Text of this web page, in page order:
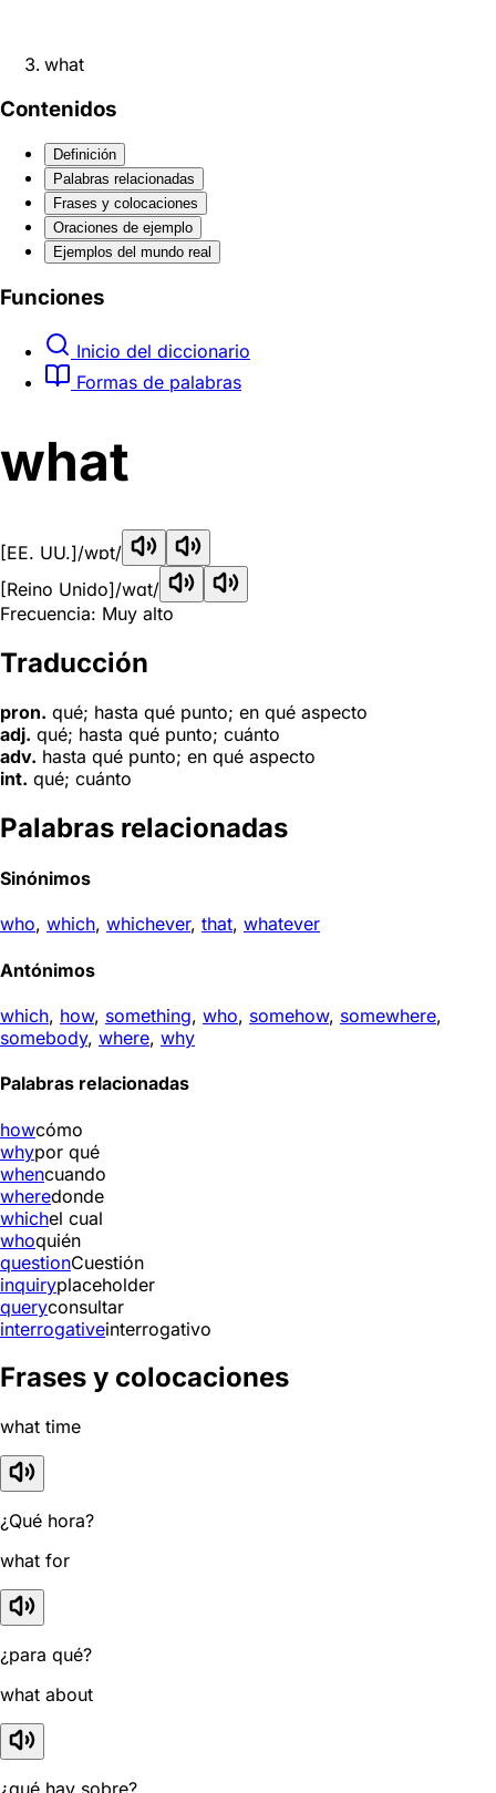
what
Contenidos
Definición
Palabras relacionadas
Frases y colocaciones
Oraciones de ejemplo
Ejemplos del mundo real
Funciones
Inicio del diccionario
Formas de palabras
what
[EE. UU.]/wɒt/
[Reino Unido]/wɑt/
Frecuencia: Muy alto
Traducción
pron. qué; hasta qué punto; en qué aspecto
adj. qué; hasta qué punto; cuánto
adv. hasta qué punto; en qué aspecto
int. qué; cuánto
Palabras relacionadas
Sinónimos
who, which, whichever, that, whatever
Antónimos
which, how, something, who, somehow, somewhere,
somebody, where, why
Palabras relacionadas
howcómo
whypor qué
whencuando
wheredonde
whichel cual
whoquién
questionCuestión
inquiryplaceholder
queryconsultar
interrogativeinterrogativo
Frases y colocaciones
what time
¿Qué hora?
what for
¿para qué?
what about